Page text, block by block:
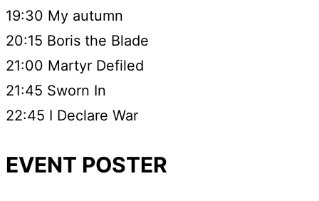
19:30 My autumn
20:15 Boris the Blade
21:00 Martyr Defiled
21:45 Sworn In
22:45 I Declare War
EVENT POSTER